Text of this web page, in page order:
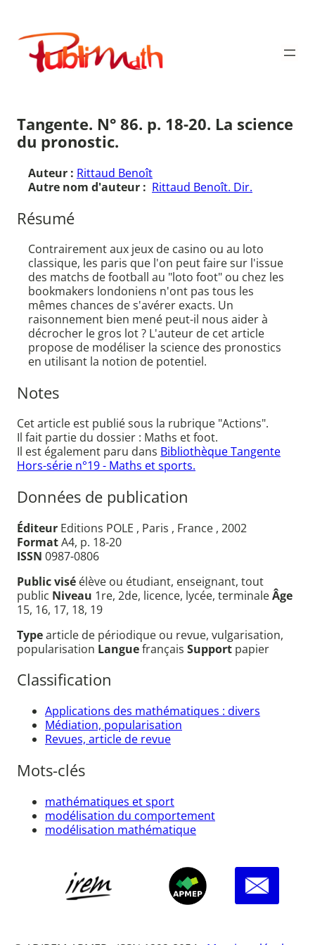
contenu
Publimath
Tangente. N° 86. p. 18-20. La science
du pronostic.
Auteur : Rittaud Benoît
Autre nom d'auteur : Rittaud Benoît. Dir.
Résumé
Contrairement aux jeux de casino ou au loto
classique, les paris que l'on peut faire sur l'issue
des matchs de football au "loto foot" ou chez les
bookmakers londoniens n'ont pas tous les
mêmes chances de s'avérer exacts. Un
raisonnement bien mené peut-il nous aider à
décrocher le gros lot ? L'auteur de cet article
propose de modéliser la science des pronostics
en utilisant la notion de potentiel.
Notes
Cet article est publié sous la rubrique "Actions".
Il fait partie du dossier : Maths et foot.
Il est également paru dans Bibliothèque Tangente
Hors-série n°19 - Maths et sports.
Données de publication
Éditeur Editions POLE , Paris , France , 2002
FormatA4, p. 18-20
ISSN 0987-0806
Public visé élève ou étudiant, enseignant, tout
public Niveau 1re, 2de, licence, lycée, terminaleÂge
15, 16, 17, 18, 19
Typearticle de périodique ou revue, vulgarisation,
popularisation Languefrançais Support papier
Classification
Applications des mathématiques : divers
Médiation, popularisation
Revues, article de revue
Mots-clés
mathématiques et sport
modélisation du comportement
modélisation mathématique